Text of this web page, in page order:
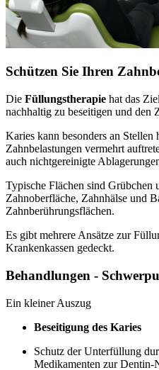
Schützen Sie Ihren
Die Füllungstherapie hat das
nachhaltig zu beseitigen und den
Karies kann besonders an
Zahnbelastungen vermehrt
auch nichtgereinigte
Typische Flächen sind Grübchen
Zahnoberfläche, Zahnhälse und
Zahnberührungsflächen.
Es gibt mehrere Ansätze zur
Krankenkassen gedeckt.
Behandlungen -
Ein kleiner Auszug
Beseitigung des Karies
Schutz der Unterfüllung
Medikamenten zur Dentin-